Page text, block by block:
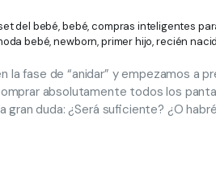
del bebé,bebé,compras inteligentes
bebé,newborn,primer hijo,recién
la fase de “anidar” y empezamos
absolutamente todos los
gran duda: ¿Será suficiente? ¿O